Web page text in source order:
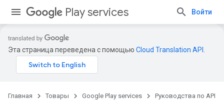
Play services Войти
Эта страница переведена с помощью Cloud Translation API
Главная Товары Google Play services Руководства по API